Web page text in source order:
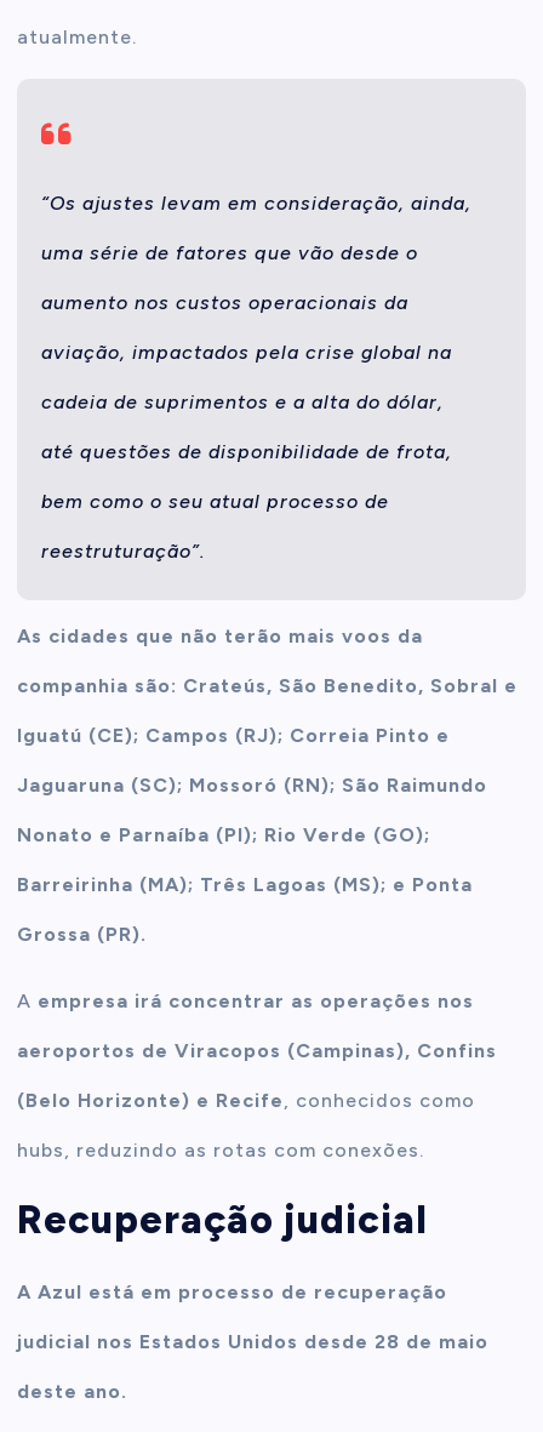
atualmente.
“Os ajustes levam em consideração, ainda,
uma série de fatores que vão desde o
aumento nos custos operacionais da
aviação, impactados pela crise global na
cadeia de suprimentos e a alta do dólar,
até questões de disponibilidade de frota,
bem como o seu atual processo de
reestruturação”.
As cidades que não terão mais voos da
companhia são: Crateús, São Benedito, Sobral e
Iguatú (CE); Campos (RJ); Correia Pinto e
Jaguaruna (SC); Mossoró (RN); São Raimundo
Nonato e Parnaíba (PI); Rio Verde (GO);
Barreirinha (MA); Três Lagoas (MS); e Ponta
Grossa (PR).
A empresa irá concentrar as operações nos
aeroportos de Viracopos (Campinas), Confins
(Belo Horizonte) e Recife , conhecidos como
hubs, reduzindo as rotas com conexões.
Recuperação judicial
A Azul está em processo de recuperação
judicial nos Estados Unidos desde 28 de maio
deste ano.